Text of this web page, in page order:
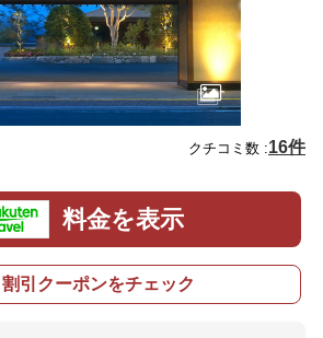
クチコミ数 :16件
料金を表示
割引クーポンをチェック